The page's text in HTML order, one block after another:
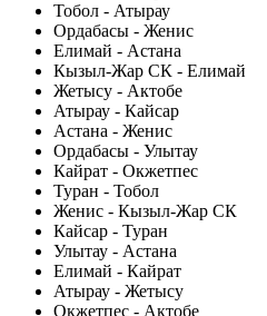
Тобол - Атырау
Ордабасы - Женис
Елимай - Астана
Кызыл-Жар СК - Елимай
Жетысу - Актобе
Атырау - Кайсар
Астана - Женис
Ордабасы - Улытау
Кайрат - Окжетпес
Туран - Тобол
Женис - Кызыл-Жар СК
Кайсар - Туран
Улытау - Астана
Елимай - Кайрат
Атырау - Жетысу
Окжетпес - Актобе